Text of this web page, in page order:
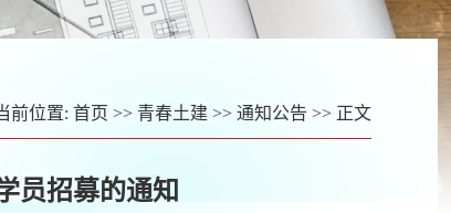
前位置: 首页 >> 青春土建 >> 通知公告 >> 正文
员招募的通知